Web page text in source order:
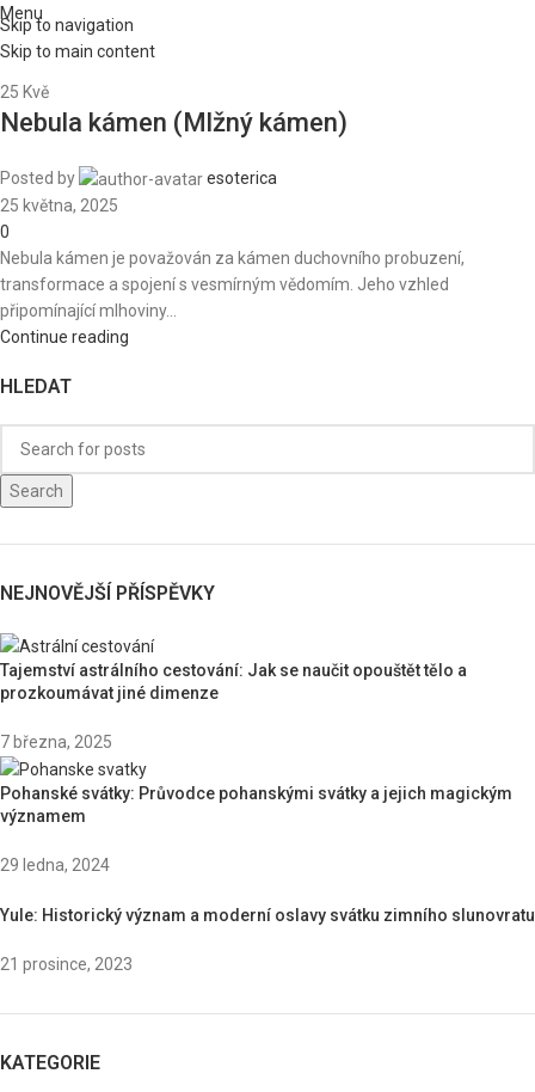
Skip to navigation
Skip to main content
Menu
25 Kvě
Nebula kámen (Mlžný kámen)
Posted by
esoterica
25 května, 2025
0
Nebula kámen je považován za kámen duchovního probuzení,
transformace a spojení s vesmírným vědomím. Jeho vzhled
připomínající mlhoviny...
Continue reading
HLEDAT
Search
NEJNOVĚJŠÍ PŘÍSPĚVKY
Tajemství astrálního cestování: Jak se naučit opouštět tělo a
prozkoumávat jiné dimenze
7 března, 2025
Pohanské svátky: Průvodce pohanskými svátky a jejich magickým
významem
29 ledna, 2024
Yule: Historický význam a moderní oslavy svátku zimního slunovratu
21 prosince, 2023
KATEGORIE